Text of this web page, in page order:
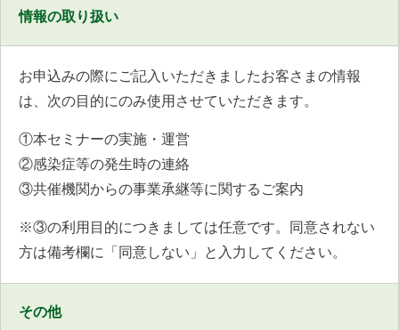
情報の取り扱い
お申込みの際にご記入いただきましたお客さまの情報
は、次の目的にのみ使用させていただきます。
①本セミナーの実施・運営
②感染症等の発生時の連絡
③共催機関からの事業承継等に関するご案内
※③の利用目的につきましては任意です。同意されない
方は備考欄に「同意しない」と入力してください。
その他